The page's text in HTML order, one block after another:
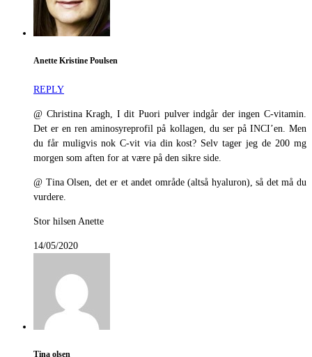
Anette Kristine Poulsen
REPLY
@ Christina Kragh, I dit Puori pulver indgår der ingen C-vitamin.
Det er en ren aminosyreprofil på kollagen, du ser på INCI’en. Men
du får muligvis nok C-vit via din kost? Selv tager jeg de 200 mg
morgen som aften for at være på den sikre side.
@ Tina Olsen, det er et andet område (altså hyaluron), så det må du
vurdere.
Stor hilsen Anette
14/05/2020
Tina olsen